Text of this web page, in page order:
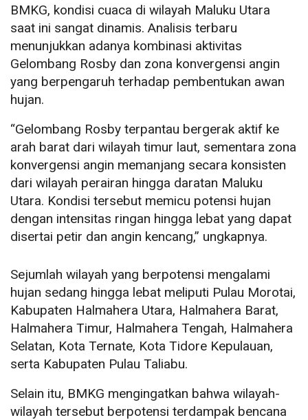
BMKG, kondisi cuaca di wilayah Maluku Utara
saat ini sangat dinamis. Analisis terbaru
menunjukkan adanya kombinasi aktivitas
Gelombang Rosby dan zona konvergensi angin
yang berpengaruh terhadap pembentukan awan
hujan.
“Gelombang Rosby terpantau bergerak aktif ke
arah barat dari wilayah timur laut, sementara zona
konvergensi angin memanjang secara konsisten
dari wilayah perairan hingga daratan Maluku
Utara. Kondisi tersebut memicu potensi hujan
dengan intensitas ringan hingga lebat yang dapat
disertai petir dan angin kencang,” ungkapnya.
Sejumlah wilayah yang berpotensi mengalami
hujan sedang hingga lebat meliputi Pulau Morotai,
Kabupaten Halmahera Utara, Halmahera Barat,
Halmahera Timur, Halmahera Tengah, Halmahera
Selatan, Kota Ternate, Kota Tidore Kepulauan,
serta Kabupaten Pulau Taliabu.
Selain itu, BMKG mengingatkan bahwa wilayah-
wilayah tersebut berpotensi terdampak bencana